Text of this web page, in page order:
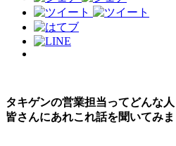
タキゲンの営業担当ってどんな
皆さんにあれこれ話を聞いてみま